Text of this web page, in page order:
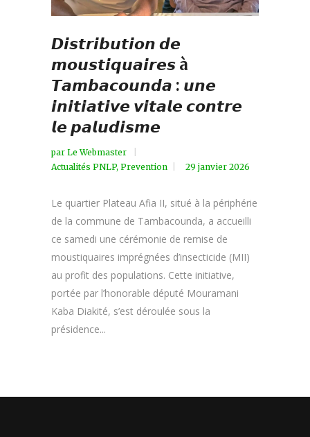
𝘿𝙞𝙨𝙩𝙧𝙞𝙗𝙪𝙩𝙞𝙤𝙣 𝙙𝙚
𝙢𝙤𝙪𝙨𝙩𝙞𝙦𝙪𝙖𝙞𝙧𝙚𝙨 à
𝙏𝙖𝙢𝙗𝙖𝙘𝙤𝙪𝙣𝙙𝙖 : 𝙪𝙣𝙚
𝙞𝙣𝙞𝙩𝙞𝙖𝙩𝙞𝙫𝙚 𝙫𝙞𝙩𝙖𝙡𝙚 𝙘𝙤𝙣𝙩𝙧𝙚
𝙡𝙚 𝙥𝙖𝙡𝙪𝙙𝙞𝙨𝙢𝙚
par Le Webmaster
Actualités PNLP, Prevention 29 janvier 2026
Le quartier Plateau Afia II, situé à la périphérie
de la commune de Tambacounda, a accueilli
ce samedi une cérémonie de remise de
moustiquaires imprégnées d’insecticide (MII)
au profit des populations. Cette initiative,
portée par l’honorable député Mouramani
Kaba Diakité, s’est déroulée sous la
présidence...